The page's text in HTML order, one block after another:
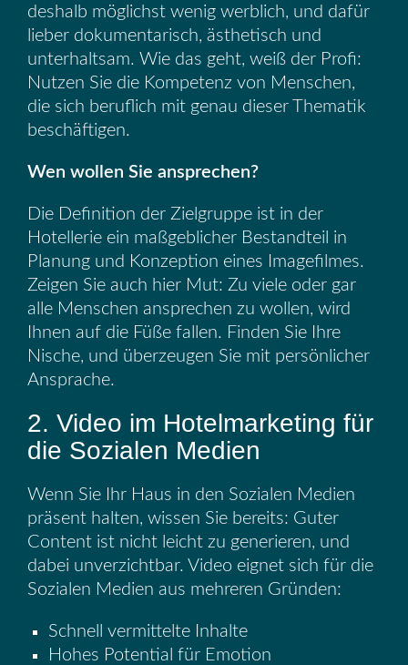
deshalb möglichst wenig werblich, und dafür
lieber dokumentarisch, ästhetisch und
unterhaltsam. Wie das geht, weiß der Profi:
Nutzen Sie die Kompetenz von Menschen,
die sich beruflich mit genau dieser Thematik
beschäftigen.
Wen wollen Sie ansprechen?
Die Definition der Zielgruppe ist in der
Hotellerie ein maßgeblicher Bestandteil in
Planung und Konzeption eines Imagefilmes.
Zeigen Sie auch hier Mut: Zu viele oder gar
alle Menschen ansprechen zu wollen, wird
Ihnen auf die Füße fallen. Finden Sie Ihre
Nische, und überzeugen Sie mit persönlicher
Ansprache.
2. Video im Hotelmarketing für
die Sozialen Medien
Wenn Sie Ihr Haus in den Sozialen Medien
präsent halten, wissen Sie bereits: Guter
Content ist nicht leicht zu generieren, und
dabei unverzichtbar. Video eignet sich für die
Sozialen Medien aus mehreren Gründen:
Schnell vermittelte Inhalte
Hohes Potential für Emotion